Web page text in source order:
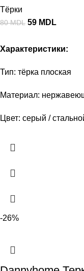
Тёрки
80MDL 59 MDL
Характеристики:
Тип: тёрка плоская
Материал:
Цвет: серый /
-26%